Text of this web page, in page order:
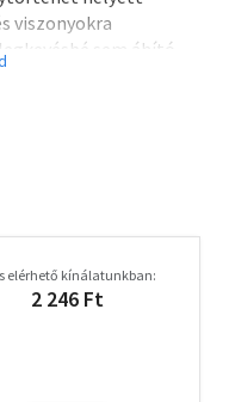
viszonyokra
sem áhító,
a brutális
és félelemmé
hogy a meglévő
ki.
Book Review
választotta.
elérhető kínálatunkban:
2 246 Ft